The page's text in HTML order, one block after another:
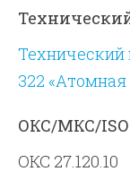
Технический
322 «Атомная
ОКС/МКС/ISO
ОКС 27.120.10